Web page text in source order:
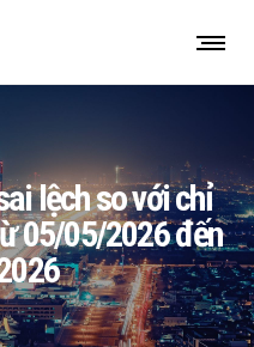
lệch so với chỉ
05/05/2026 đến